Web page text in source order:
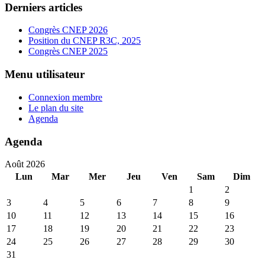
Derniers articles
Congrès CNEP 2026
Position du CNEP R3C, 2025
Congrès CNEP 2025
Menu utilisateur
Connexion membre
Le plan du site
Agenda
Agenda
Août 2026
Lun
Mar Mer Jeu Ven Sam
Dim
1
2
3
4 5 6 7 8
9
10
11 12 13 14 15
16
17
18 19 20 21 22
23
24
25 26 27 28 29
30
31